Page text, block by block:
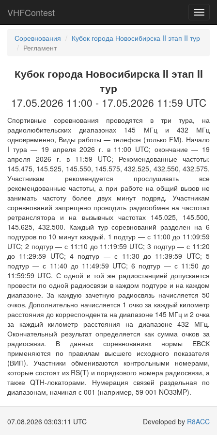
VHFContest
Соревнования
Кубок города Новосибирска II этап II тур
Регламент
Кубок города Новосибирска II этап II
тур
17.05.2026 11:00 - 17.05.2026 11:59 UTC
Спортивные соревнования проводятся в три тура, на
радиолюбительских диапазонах 145 МГц и 432 МГц
одновременно, Виды работы — телефон (только FM). Начало
I тура — 19 апреля 2026 г. в 11:00 UTC; окончание — 19
апреля 2026 г. в 11:59 UTC; Рекомендованные частоты:
145.475, 145.525, 145.550, 145.575, 432.525, 432.550, 432.575.
Участникам рекомендуется прослушивать все
рекомендованные частоты, а при работе на общий вызов не
занимать частоту более двух минут подряд. Участникам
соревнований запрещено проводить радиообмен на частотах
ретранслятора и на вызывных частотах 145.025, 145.500,
145.625, 432.500. Каждый тур соревнований разделен на 6
подтуров по 10 минут каждый. 1 подтур — с 11:00 до 11:09:59
UTC; 2 подтур — с 11:10 до 11:19:59 UTC; 3 подтур — с 11:20
до 11:29:59 UTC; 4 подтур — с 11:30 до 11:39:59 UTC; 5
подтур — с 11:40 до 11:49:59 UTC; 6 подтур — с 11:50 до
11:59:59 UTC. С одной и той же радиостанцией допускается
провести по одной радиосвязи в каждом подтуре и на каждом
диапазоне. За каждую зачетную радиосвязь начисляется 50
очков. Дополнительно начисляется 1 очко за каждый километр
расстояния до корреспондента на диапазоне 145 МГц и 2 очка
за каждый километр расстояния на диапазоне 432 МГц.
Окончательный результат определяется как сумма очков за
радиосвязи. В данных соревнованиях нормы ЕВСК
применяются по правилам высшего исходного показателя
(ВИП). Участники обмениваются контрольными номерами,
которые состоят из RS(T) и порядкового номера радиосвязи, а
также QTH-локаторами. Нумерация связей раздельная по
диапазонам, начиная с 001 (например, 59 001 NO33MP).
07.08.2026 03:03:11 UTC Developed by R8ACC